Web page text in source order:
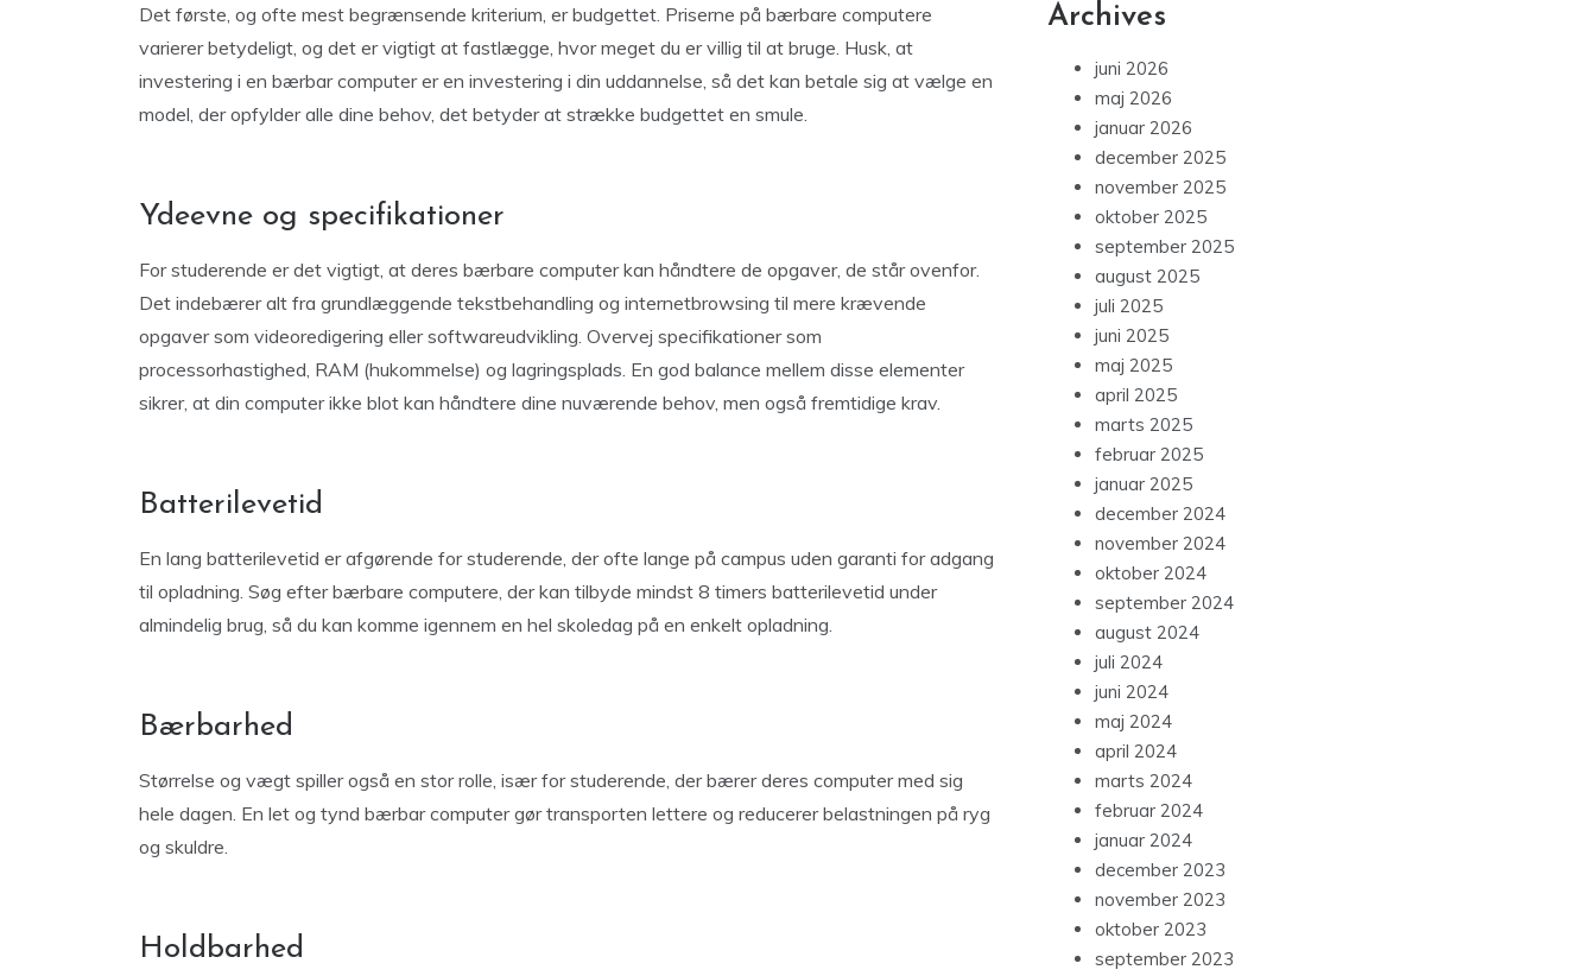
Det første, og ofte mest begrænsende kriterium, er budgettet. Priserne på bærbare computere
varierer betydeligt, og det er vigtigt at fastlægge, hvor meget du er villig til at bruge. Husk, at
investering i en bærbar computer er en investering i din uddannelse, så det kan betale sig at vælge en
model, der opfylder alle dine behov, det betyder at strække budgettet en smule.
Ydeevne og specifikationer
For studerende er det vigtigt, at deres bærbare computer kan håndtere de opgaver, de står ovenfor.
Det indebærer alt fra grundlæggende tekstbehandling og internetbrowsing til mere krævende
opgaver som videoredigering eller softwareudvikling. Overvej specifikationer som
processorhastighed, RAM (hukommelse) og lagringsplads. En god balance mellem disse elementer
sikrer, at din computer ikke blot kan håndtere dine nuværende behov, men også fremtidige krav.
Batterilevetid
En lang batterilevetid er afgørende for studerende, der ofte lange på campus uden garanti for adgang
til opladning. Søg efter bærbare computere, der kan tilbyde mindst 8 timers batterilevetid under
almindelig brug, så du kan komme igennem en hel skoledag på en enkelt opladning.
Bærbarhed
Størrelse og vægt spiller også en stor rolle, især for studerende, der bærer deres computer med sig
hele dagen. En let og tynd bærbar computer gør transporten lettere og reducerer belastningen på ryg
og skuldre.
Holdbarhed
Archives
juni 2026
maj 2026
januar 2026
december 2025
november 2025
oktober 2025
september 2025
august 2025
juli 2025
juni 2025
maj 2025
april 2025
marts 2025
februar 2025
januar 2025
december 2024
november 2024
oktober 2024
september 2024
august 2024
juli 2024
juni 2024
maj 2024
april 2024
marts 2024
februar 2024
januar 2024
december 2023
november 2023
oktober 2023
september 2023